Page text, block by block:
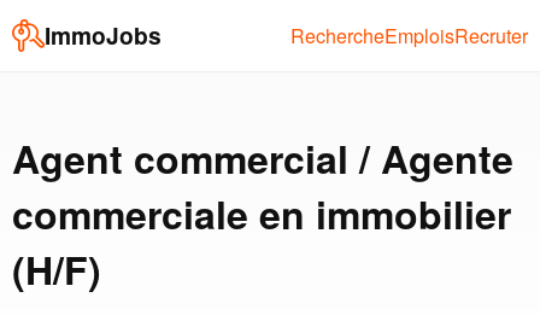
ImmoJobs RechercheEmploisRecruter
Agent commercial / Agente
commerciale en immobilier
(H/F)